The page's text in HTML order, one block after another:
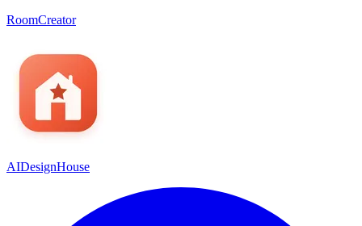
RoomCreator
AIDesignHouse